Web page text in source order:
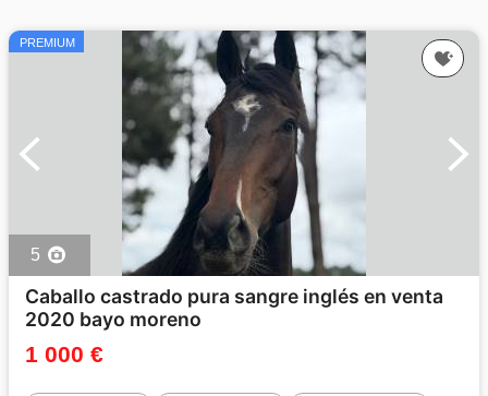
PREMIUM
5
Caballo castrado pura sangre inglés en venta
2020 bayo moreno
1 000 €